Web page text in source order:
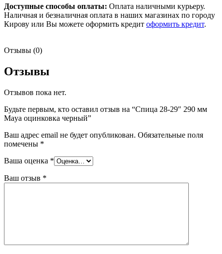
Доступные способы оплаты: Оплата наличными курьеру.
Наличная и безналичная оплата в наших магазинах по городу
Кирову или Вы можете оформить кредит оформить кредит.
Отзывы (0)
Отзывы
Отзывов пока нет.
Будьте первым, кто оставил отзыв на “Спица 28-29″ 290 мм
Maya оцинковка черный”
Ваш адрес email не будет опубликован. Обязательные поля
помечены *
Ваша оценка *
Ваш отзыв *